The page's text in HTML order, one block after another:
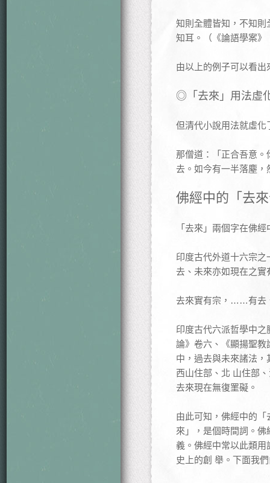
知則全體皆知，不知
知耳。（《論語學案
由以上的例子可以看
◎「去來」用法虛
但清代小說用法就虛化
那僧道：「正合吾意
去。如今有一半落塵
佛經中的「去
「去來」兩個字在佛
印度古代外道十六宗
去、未來亦如現在之
去來實有宗，……有去
印度古代六派哲學中
論》卷六、《顯揚聖
中，過去與未來諸法
西山住部、北 山住部
去來現在無復罣礙。
由此可知，佛經中的
來」，是個時間詞。
義。佛經中常以此類
史上的創 舉。下面我